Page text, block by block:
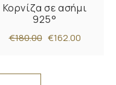
Κορνίζα σε ασήμι
925°
€180.00 €162.00